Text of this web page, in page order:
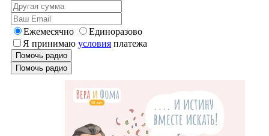
Ежемесячно
Единоразово
Я принимаю условия платежа
Помочь радио
Помочь радио